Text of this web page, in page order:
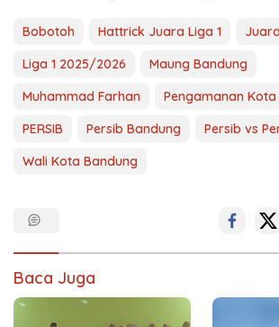
Bobotoh Hattrick Juara Liga 1
Liga 1 2025/2026
Maung Bandung
Muhammad Farhan
Pengamanan
PERSIB
Persib Bandung
Persib vs
Wali Kota Bandung
Baca Juga